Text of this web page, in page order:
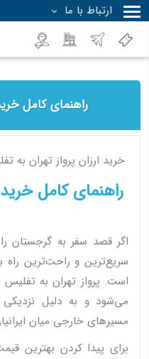
ارتباط با ما
راهنمای کامل
خرید ارزان پرواز تهران به
راهنمای کامل
اگر قصد سفر به گرجستان
سریع‌ترین و راحت‌ترین
است. پرواز تهران به تفلیس
می‌شود و به دلیل نزدیکی
مسیرهای خارجی میان
برای پیدا کردن بهترین